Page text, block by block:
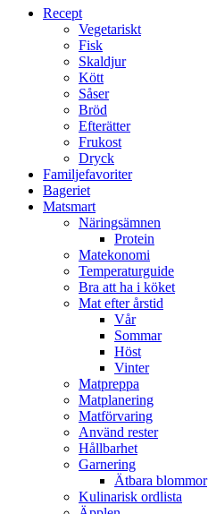
sökfältRecept
Vegetariskt
Fisk
Skaldjur
Kött
Såser
Bröd
Efterätter
Frukost
Dryck
Familjefavoriter
Bageriet
Matsmart
Näringsämnen
Protein
Matekonomi
Temperaturguide
Bra att ha i köket
Mat efter årstid
Vår
Sommar
Höst
Vinter
Matpreppa
Matplanering
Matförvaring
Använd rester
Hållbarhet
Garnering
Ätbara blommor
Kulinarisk ordlista